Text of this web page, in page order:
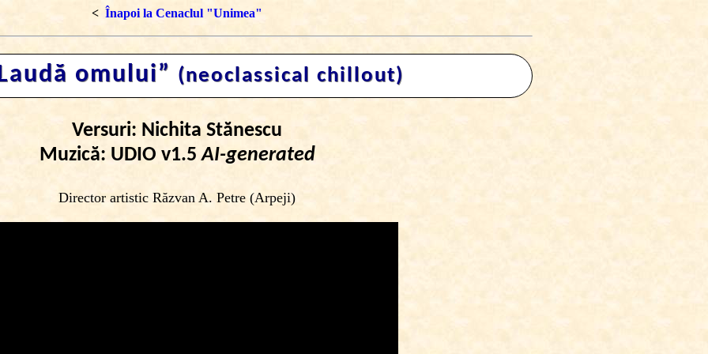
< Înapoi la Cenaclul "Unimea"
omului” (neoclassical chillout)
Versuri: Nichita Stănescu
Muzică: UDIO v1.5AI-generated
Director artistic Răzvan A. Petre (Arpeji)